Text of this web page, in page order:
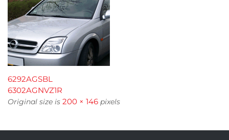
6292AGSBL
6302AGNVZ1R
Original size is 200 × 146 pixels